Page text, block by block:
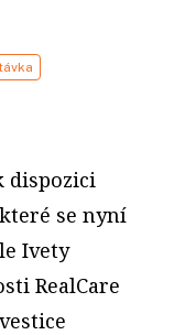
dispozici
se nyní
Ivety
RealCare